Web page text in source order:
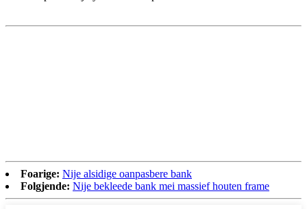
Foarige: Nije alsidige oanpasbere bank
Folgjende: Nije bekleede bank mei massief houten frame